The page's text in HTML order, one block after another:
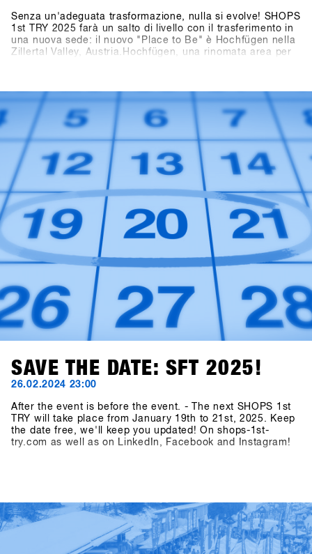
Senza un'adeguata trasformazione, nulla si evolve! SHOPS
1st TRY 2025 farà un salto di livello con il trasferimento in
una nuova sede: il nuovo "Place to Be" è Hochfügen nella
Zillertal Valley, Austria.Hochfügen, una rinomata area per
Hochfügen, offre opportunità senza precedenti per
sviluppare il più grande evento B2B di snowboard in
Europa e portare i test sulla neve ad un livello
successivo.Segnate sul calendario: le date restano dal 19
al 21 gennaio 2025. Il concept definitivo per i brand sarà
svelato alla fine di luglio, e gli inviti ai negozi saranno
spediti entro la fine di ottobre!
SAVE THE DATE: SFT 2025!
26.02.2024 23:00
After the event is before the event. - The next SHOPS 1st
TRY will take place from January 19th to 21st, 2025. Keep
the date free, we'll keep you updated! On shops-1st-
try.com as well as on LinkedIn, Facebook and Instagram!